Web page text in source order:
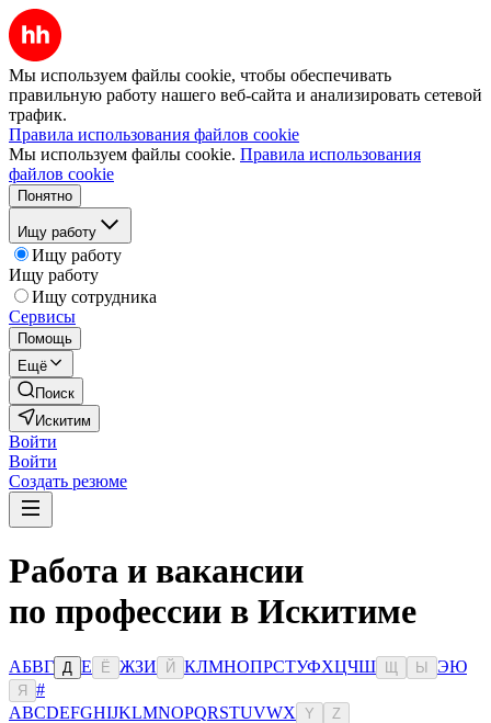
Мы используем файлы cookie, чтобы обеспечивать
правильную работу нашего веб-сайта и анализировать сетевой
трафик.
Правила использования файлов cookie
Мы используем файлы cookie. Правила использования
файлов cookie
Понятно
Ищу работу
Ищу работу
Ищу работу
Ищу сотрудника
Сервисы
Помощь
Ещё
Поиск
Искитим
Войти
Войти
Создать резюме
Работа и вакансии
по профессии в Искитиме
АБВГ Д Е Ё ЖЗИ Й КЛМНОПРСТУФХЦЧШ Ы ЭЮ
Я
#
ABCDEFGHIJKLMNOPQRSTUVWX Y Z